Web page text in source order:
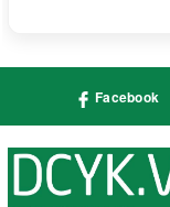
Facebook